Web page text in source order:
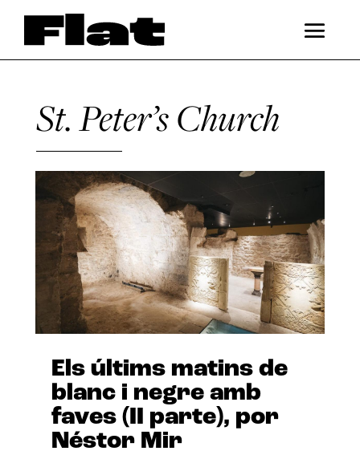
St. Peter’s Church
Els últims matins de
blanc i negre amb
faves (II parte), por
Néstor Mir